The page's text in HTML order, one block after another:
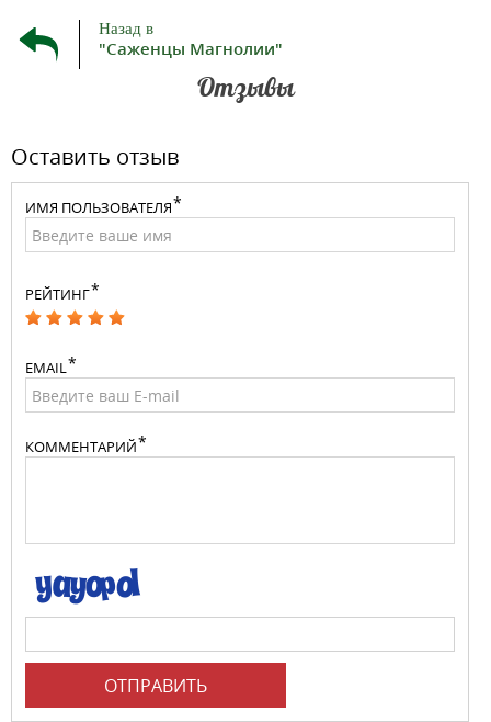
Назад в
"Саженцы Магнолии"
Отзывы
Оставить отзыв
ИМЯ ПОЛЬЗОВАТЕЛЯ
РЕЙТИНГ
EMAIL
КОММЕНТАРИЙ
ОТПРАВИТЬ